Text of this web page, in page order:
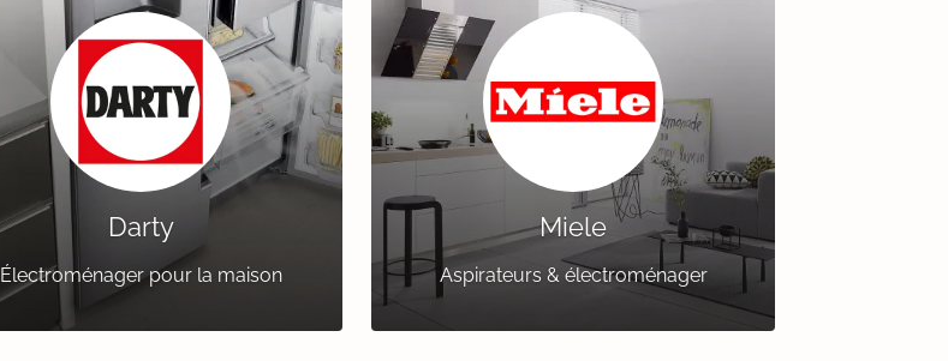
Darty
Électroménager pour la maison
Miele
Aspirateurs & électroménager